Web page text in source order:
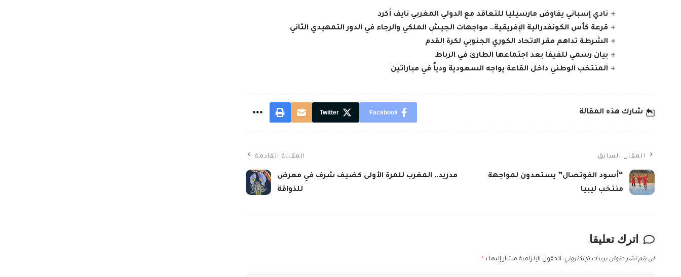
نادي إسباني يفاوض مارسيليا للتعاقد مع الدولي المغربي نايف أكرد
قرعة كأس الكونفدرالية الإفريقية.. مواجهات الجيش الملكي والرجاء في الدور التمهيدي الثاني
الشرطة تداهم مقر الاتحاد الكوري الجنوبي لكرة القدم
بيان رسمي للفيفا بعد اجتماعها الطارئ في الرباط
المنتخب الوطني داخل القاعة يواجه السعودية ودياً في مباراتين
شارك هذه المقالة Facebook
Twitter
المقال السابق
“أسود الفوتصال” يستعدون لمواجهة
منتخب ليبيا
المقالة القادمة
مدريد.. المغرب للمرة الأولى كضيف شرف في معرض
للذواقة
اترك تعليقا
لن يتم نشر عنوان بريدك الإلكتروني. الحقول الإلزامية مشار إليها بـ *